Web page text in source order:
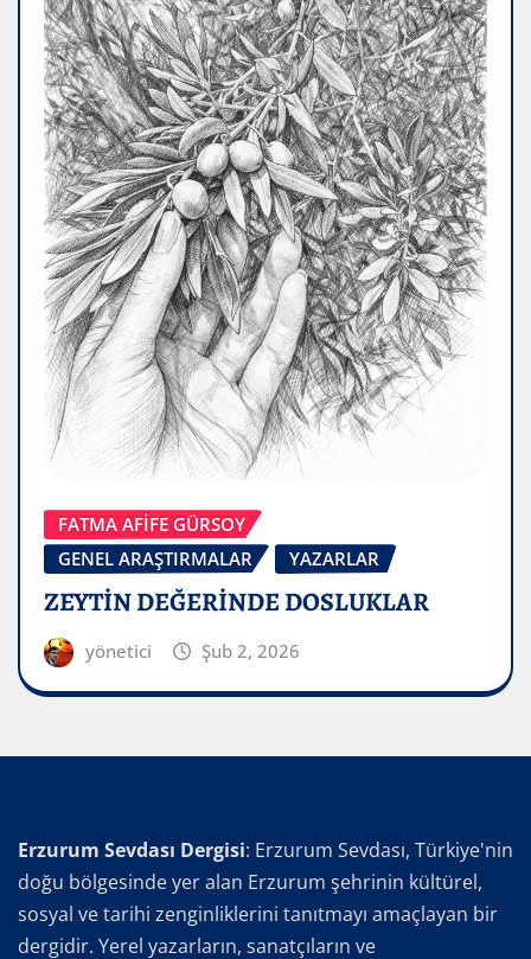
FATMA AFİFE GÜRSOY
GENEL ARAŞTIRMALAR
YAZARLAR
ZEYTİN DEĞERİNDE DOSLUKLAR
yönetici Şub 2, 2026
Erzurum Sevdası Dergisi: Erzurum Sevdası, Türkiye'nin
doğu bölgesinde yer alan Erzurum şehrinin kültürel,
sosyal ve tarihi zenginliklerini tanıtmayı amaçlayan bir
dergidir. Yerel yazarların, sanatçıların ve